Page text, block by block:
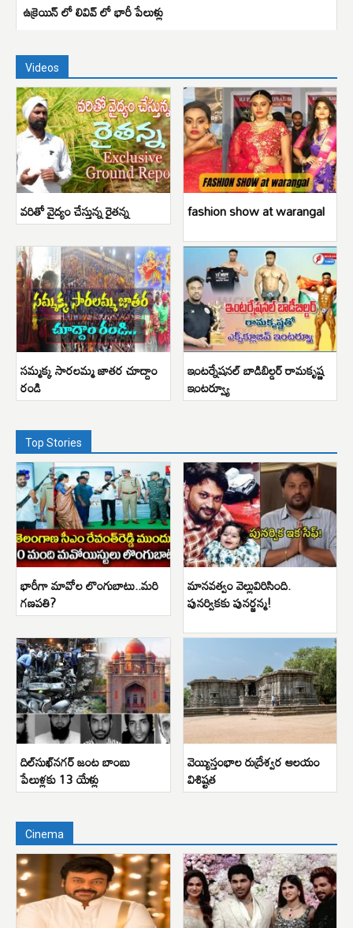
ఉక్రెయిన్ లో లివివ్ లో భారీ పేలుళ్లు
Videos
వరితో వైద్యం చేస్తున్న రైతన్న fashion show at warangal
సమ్మక్క సారలమ్మ జాతర చూద్దాం
రండి
ఇంటర్నేషనల్ బాడిబిల్డర్ రామకృష్ణ
ఇంటర్వ్యూ
Top Stories
భారీగా మావోల లొంగుబాటు..మరి
గణపతి?
మానవత్వం వెల్లువిరిసింది.
పునర్వికకు పునర్జన్మ!
దిల్‌సుఖ్‌నగర్ జంట బాంబు
పేలుళ్లకు 13 యేళ్లు
వెయ్యిస్తంభాల రుద్రేశ్వర ఆలయం
విశిష్టత
Cinema